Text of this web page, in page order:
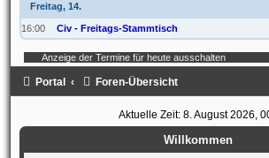
Freitag, 14.
16:00 Civ - Freitags-Stammtisch
Anzeige der Termine für heute ausschalten
Portal Foren-Übersicht
Aktuelle Zeit: 8. August 2026,
Willkommen